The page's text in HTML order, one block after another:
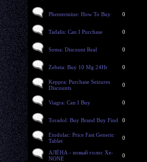
Phentermine: How To Buy 0
Tadalis: Can I Purchase 0
Soma: Discount Real 0
Zebeta: Buy 10 Mg 24Hr 0
Keppra: Purchase Seizures
Discounts
0
Viagra: Can I Buy 0
Toradol: Buy Brand Buy Find 0
Etodolac: Price Fast Generic
Tablet
0
АЛЁНА - новый голос Xe-
NONE
0